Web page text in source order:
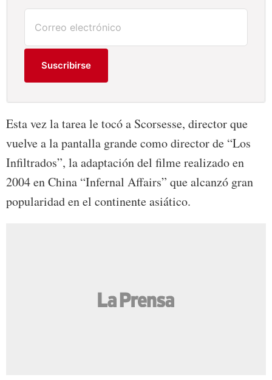
Suscribirse
Esta vez la tarea le tocó a Scorsesse, director que
vuelve a la pantalla grande como director de “Los
Infiltrados”, la adaptación del filme realizado en
2004 en China “Infernal Affairs” que alcanzó gran
popularidad en el continente asiático.